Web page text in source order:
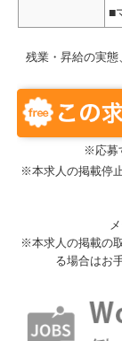
■
残業・昇給の実
※応募
※本求人の掲載停
※本求人の掲載の
る場合はお